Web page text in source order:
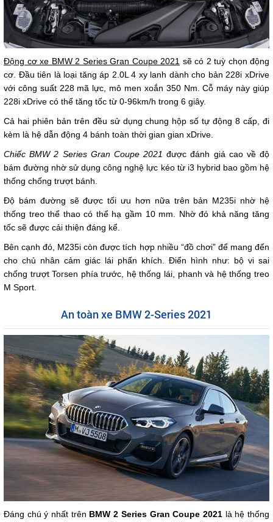
Động cơ xe BMW 2 Series Gran Coupe 2021 sẽ có 2 tuỳ chọn động
cơ. Đầu tiên là loại tăng áp 2.0L 4 xy lanh dành cho bản 228i xDrive
với công suất 228 mã lực, mô men xoắn 350 Nm. Cỗ máy này giúp
228i xDrive có thể tăng tốc từ 0-96km/h trong 6 giây.
Cả hai phiên bản trên đều sử dụng chung hộp số tự động 8 cấp, đi
kèm là hệ dẫn động 4 bánh toàn thời gian gian xDrive.
Chiếc BMW 2 Series Gran Coupe 2021 được đánh giá cao về độ
bám đường nhờ sử dụng công nghệ lực kéo từ i3 hybrid bao gồm hệ
thống chống trượt bánh.
Độ bám đường sẽ được tối ưu hơn nữa trên bản M235i nhờ hệ
thống treo thể thao có thể hạ gầm 10 mm. Nhờ đó khả năng tăng
tốc sẽ được cải thiện đáng kể.
Bên cạnh đó, M235i còn được tích hợp nhiều “đồ chơi” để mang đến
cho chủ nhân cảm giác lái phấn khích. Điển hình như: bộ vi sai
chống trượt Torsen phía trước, hệ thống lái, phanh và hệ thống treo
M Sport.
An toàn xe BMW 2-Series 2021
Đáng chú ý nhất trên BMW 2 Series Gran Coupe 2021là hệ thống